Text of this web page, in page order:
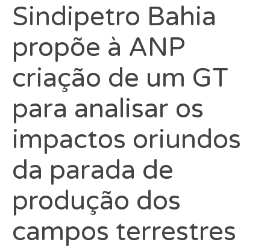
Sindipetro Bahia
propõe à ANP
criação de um GT
para analisar os
impactos oriundos
da parada de
produção dos
campos terrestres